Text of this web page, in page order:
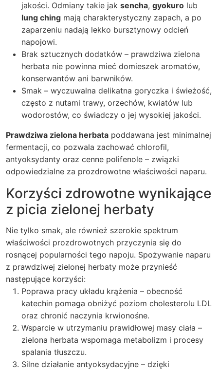
jakości. Odmiany takie jak sencha, gyokuro lub
lung ching mają charakterystyczny zapach, a po
zaparzeniu nadają lekko bursztynowy odcień
napojowi.
Brak sztucznych dodatków – prawdziwa zielona
herbata nie powinna mieć domieszek aromatów,
konserwantów ani barwników.
Smak – wyczuwalna delikatna goryczka i świeżość,
często z nutami trawy, orzechów, kwiatów lub
wodorostów, co świadczy o jej wysokiej jakości.
Prawdziwa zielona herbata poddawana jest minimalnej
fermentacji, co pozwala zachować chlorofil,
antyoksydanty oraz cenne polifenole – związki
odpowiedzialne za prozdrowotne właściwości naparu.
Korzyści zdrowotne wynikające
z picia zielonej herbaty
Nie tylko smak, ale również szerokie spektrum
właściwości prozdrowotnych przyczynia się do
rosnącej popularności tego napoju. Spożywanie naparu
z prawdziwej zielonej herbaty może przynieść
następujące korzyści:
Poprawa pracy układu krążenia – obecność
katechin pomaga obniżyć poziom cholesterolu LDL
oraz chronić naczynia krwionośne.
Wsparcie w utrzymaniu prawidłowej masy ciała –
zielona herbata wspomaga metabolizm i procesy
spalania tłuszczu.
Silne działanie antyoksydacyjne – dzięki